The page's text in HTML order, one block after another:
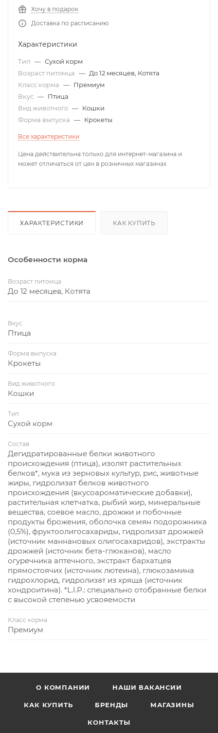
Хочу в подарок
Доставка по расписанию
Характеристики
Тип — Сухой корм
Возраст питомца — До 12 месяцев, Котята
Класс корма — Премиум
Вкус — Птица
Вид животного — Кошки
Форма выпуска — Крокеты
Все характеристики
Цена действительна только для интернет-магазина и
может отличаться от цен в розничных магазинах
ХАРАКТЕРИСТИКИ КАК КУПИТЬ
Особенности корма
Возраст питомца
До 12 месяцев, Котята
Вкус
Птица
Форма выпуска
Крокеты
Вид животного
Кошки
Тип
Сухой корм
Состав
Дегидратированные белки животного
происхождения (птица), изолят растительных
белков*, мука из зерновых культур, рис, животные
жиры, гидролизат белков животного
происхождения (вкусоароматические добавки),
растительная клетчатка, рыбий жир, минеральные
вещества, соевое масло, дрожжи и побочные
продукты брожения, оболочка семян подорожника
(0,5%), фруктоолигосахариды, гидролизат дрожжей
(источник маннановых олигосахаридов), экстракты
дрожжей (источник бета-глюканов), масло
огуречника аптечного, экстракт бархатцев
прямостоячих (источник лютеина), глюкозамина
гидрохлорид, гидролизат из хряща (источник
хондроитина). *L.I.P.: специально отобранные белки
с высокой степенью усвояемости
Класс корма
Премиум
О КОМПАНИИ НАШИ ВАКАНСИИ
КАК КУПИТЬ БРЕНДЫ МАГАЗИНЫ
КОНТАКТЫ